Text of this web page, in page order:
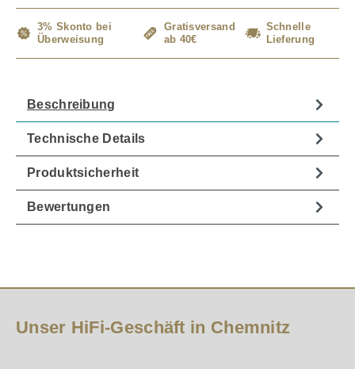
3% Skonto bei
Überweisung
Gratisversand
ab 40€
Schnelle
Lieferung
Beschreibung
Technische Details
Produktsicherheit
Bewertungen
Unser HiFi-Geschäft in Chemnitz